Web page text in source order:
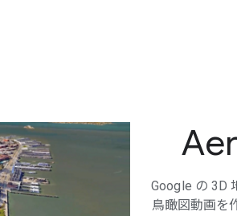
Google の 3D
鳥瞰図動画を